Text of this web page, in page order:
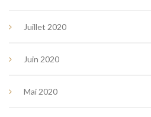
Juillet 2020
Juin 2020
Mai 2020